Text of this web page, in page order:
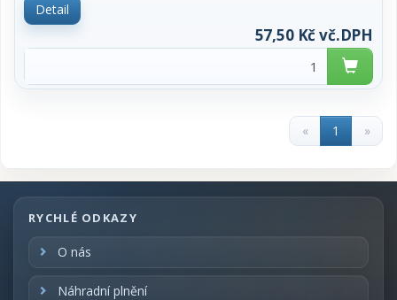
Detail
57,50 Kč vč.DPH
« 1 »
RYCHLÉ ODKAZY
O nás
Náhradní plnění